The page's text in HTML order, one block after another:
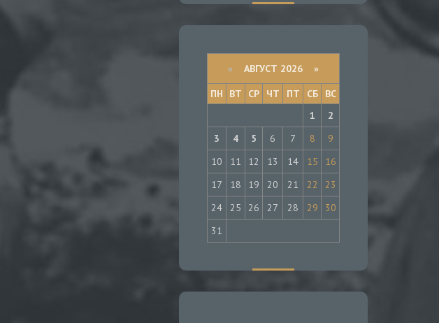
« АВГУСТ 2026 »
ПН
ВТ СР ЧТ ПТ СБ
ВС
1
2
3
4 5 6 7 8
9
10
11 12 13 14 15
16
17
18 19 20 21 22
23
24
25 26 27 28 29
30
31